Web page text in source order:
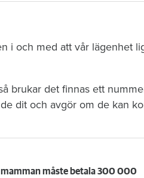
i och med att vår lägenhet
brukar det finnas ett
dit och avgör om de kan
mamman måste betala 300 000